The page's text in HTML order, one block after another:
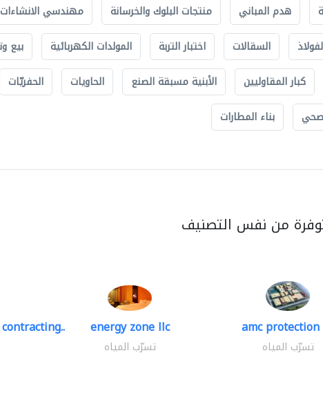
هدم المباني منتجات البلوك والخرسانة مهندسي الانشاءات
السقالات اختبار التربة المولدات الكهربائية بيع
كبار المقاوليين الأبنية مسبقة الصنع الحاويات الحفريّات
بناء المطارات
من نفس التصنيف
energy zone llc
تسرّب المياه
amc
تسرّب المياه